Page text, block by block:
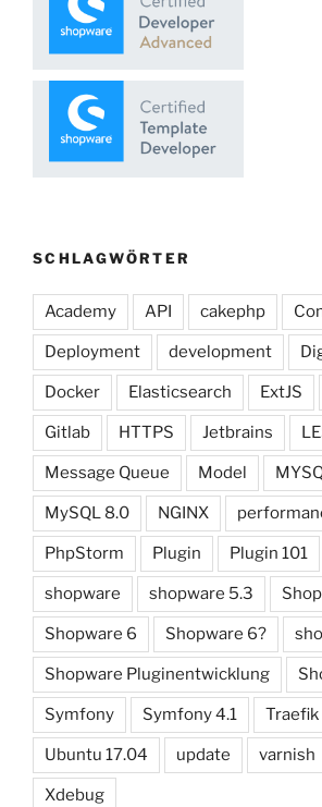
SCHLAGWÖRTER
Academy API cakephp
Deployment development
Docker Elasticsearch ExtJS
Gitlab HTTPS Jetbrains
Message Queue Model
MySQL 8.0 NGINX
PhpStorm Plugin Plugin 101
shopware shopware 5.3
Shopware 6 Shopware 6?
Shopware Pluginentwicklung
Symfony Symfony 4.1 Traefik
Ubuntu 17.04 update varnish
Xdebug